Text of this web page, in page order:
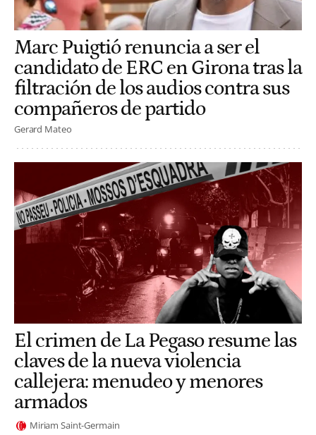
Marc Puigtió renuncia a ser el
candidato de ERC en Girona tras la
filtración de los audios contra sus
compañeros de partido
Gerard Mateo
El crimen de La Pegaso resume las
claves de la nueva violencia
callejera: menudeo y menores
armados
Miriam Saint-Germain